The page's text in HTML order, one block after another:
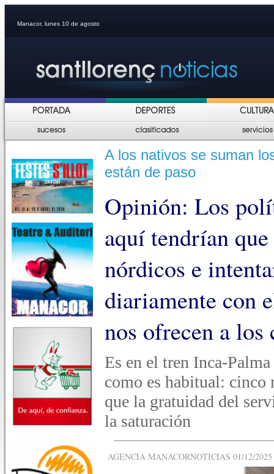
Manacor, lunes 10 de agosto
A los nativos se suman
están de paso
Opinión: Los
aquí tendrían
nórdicos e
diariamente con
nos ofrecen a los
Es en el tren Inca-
como es habitual: cinco
que la gratuidad del
la saturación
AGENCIA MANACORNOTICIAS 01/12/